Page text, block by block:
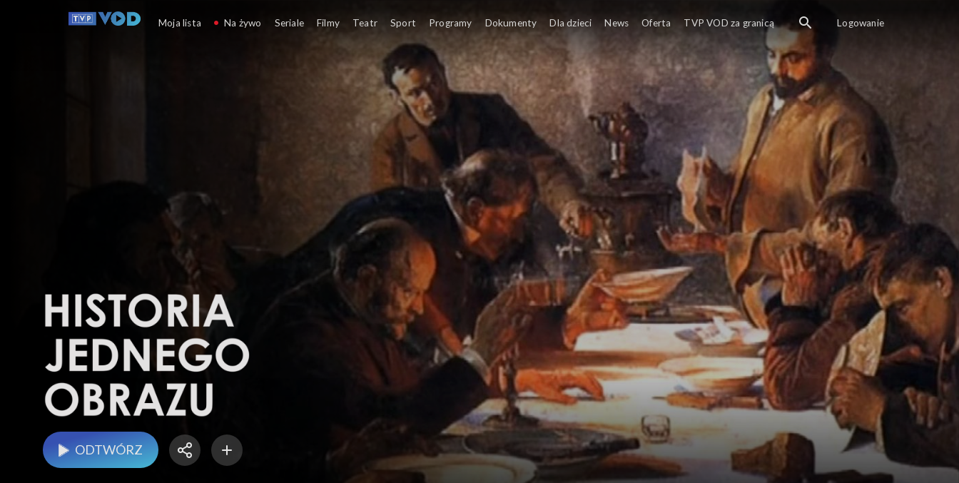
ODTWÓRZ
Moja lista Na żywo Seriale Filmy Teatr Sport Programy Dokumenty Dla dzieci News Oferta TVP VOD za granicą Logowanie